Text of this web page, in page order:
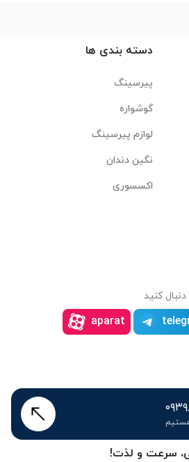
سرعت و لذت!
دسته بندی ها
پیرسینگ
گوشواره
لوازم پیرسینگ
نگین دندان
اکسسوری
کنید
aparat